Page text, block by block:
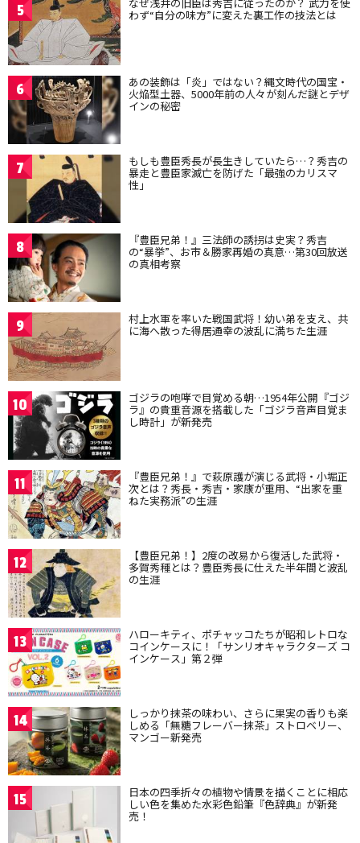
5 なぜ浅井の旧臣は秀吉に従ったのか？ 武力を使
わず“自分の味方”に変えた裏工作の技法とは
6 あの装飾は「炎」ではない？縄文時代の国宝・
火焔型土器、5000年前の人々が刻んだ謎とデザ
インの秘密
7 もしも豊臣秀長が長生きしていたら…？秀吉の
暴走と豊臣家滅亡を防げた「最強のカリスマ
性」
8 『豊臣兄弟！』三法師の誘拐は史実？秀吉
の“暴挙”、お市＆勝家再婚の真意…第30回放送
の真相考察
9 村上水軍を率いた戦国武将！幼い弟を支え、共
に海へ散った得居通幸の波乱に満ちた生涯
10 ゴジラの咆哮で目覚める朝…1954年公開『ゴジ
ラ』の貴重音源を搭載した「ゴジラ音声目覚ま
し時計」が新発売
11 『豊臣兄弟！』で萩原護が演じる武将・小堀正
次とは？秀長・秀吉・家康が重用、“出家を重
ねた実務派”の生涯
12 【豊臣兄弟！】2度の改易から復活した武将・
多賀秀種とは？豊臣秀長に仕えた半年間と波乱
の生涯
13 ハローキティ、ポチャッコたちが昭和レトロな
コインケースに！「サンリオキャラクターズ コ
インケース」第２弾
14 しっかり抹茶の味わい、さらに果実の香りも楽
しめる「無糖フレーバー抹茶」ストロベリー、
マンゴー新発売
15 日本の四季折々の植物や情景を描くことに相応
しい色を集めた水彩色鉛筆『色辞典』が新発
売！